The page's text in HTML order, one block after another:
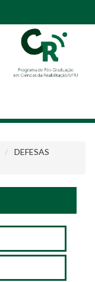
DEFESAS